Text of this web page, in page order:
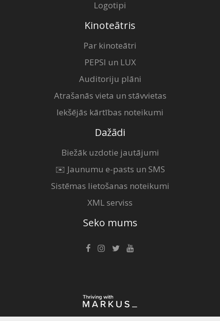
Logotipi
Kinoteātris
Par kinoteātri
PEPSI un LUX
Auditoriju plāni
Atrašanās vieta un stāvvietas
Iekšējās kārtības noteikumi
Dažādi
Biežāk uzdotie jautājumi
✉️ Jaunumu e-pasts un SMS
Sistēmas lietošanas noteikumi
XML serviss
Seko mums